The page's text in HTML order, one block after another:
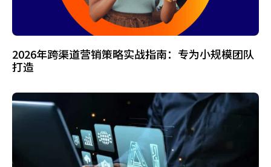
2026年跨渠道营销策略实战指南：专为小规模团队
打造